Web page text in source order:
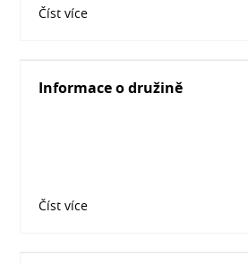
Číst více
Informace o družině
Číst více